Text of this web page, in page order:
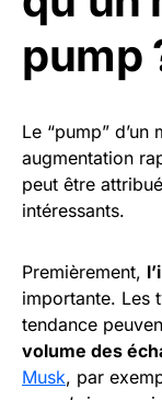
pump
Le “pump”
augmentation
peut être
intéressants.
Premièrement,
importante. Les
tendance
volume des
Musk, par